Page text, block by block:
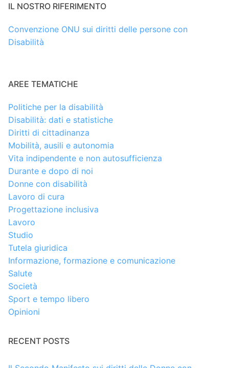
IL NOSTRO RIFERIMENTO
Convenzione ONU sui diritti delle persone con
Disabilità
AREE TEMATICHE
Politiche per la disabilità
Disabilità: dati e statistiche
Diritti di cittadinanza
Mobilità, ausili e autonomia
Vita indipendente e non autosufficienza
Durante e dopo di noi
Donne con disabilità
Lavoro di cura
Progettazione inclusiva
Lavoro
Studio
Tutela giuridica
Informazione, formazione e comunicazione
Salute
Società
Sport e tempo libero
Opinioni
RECENT POSTS